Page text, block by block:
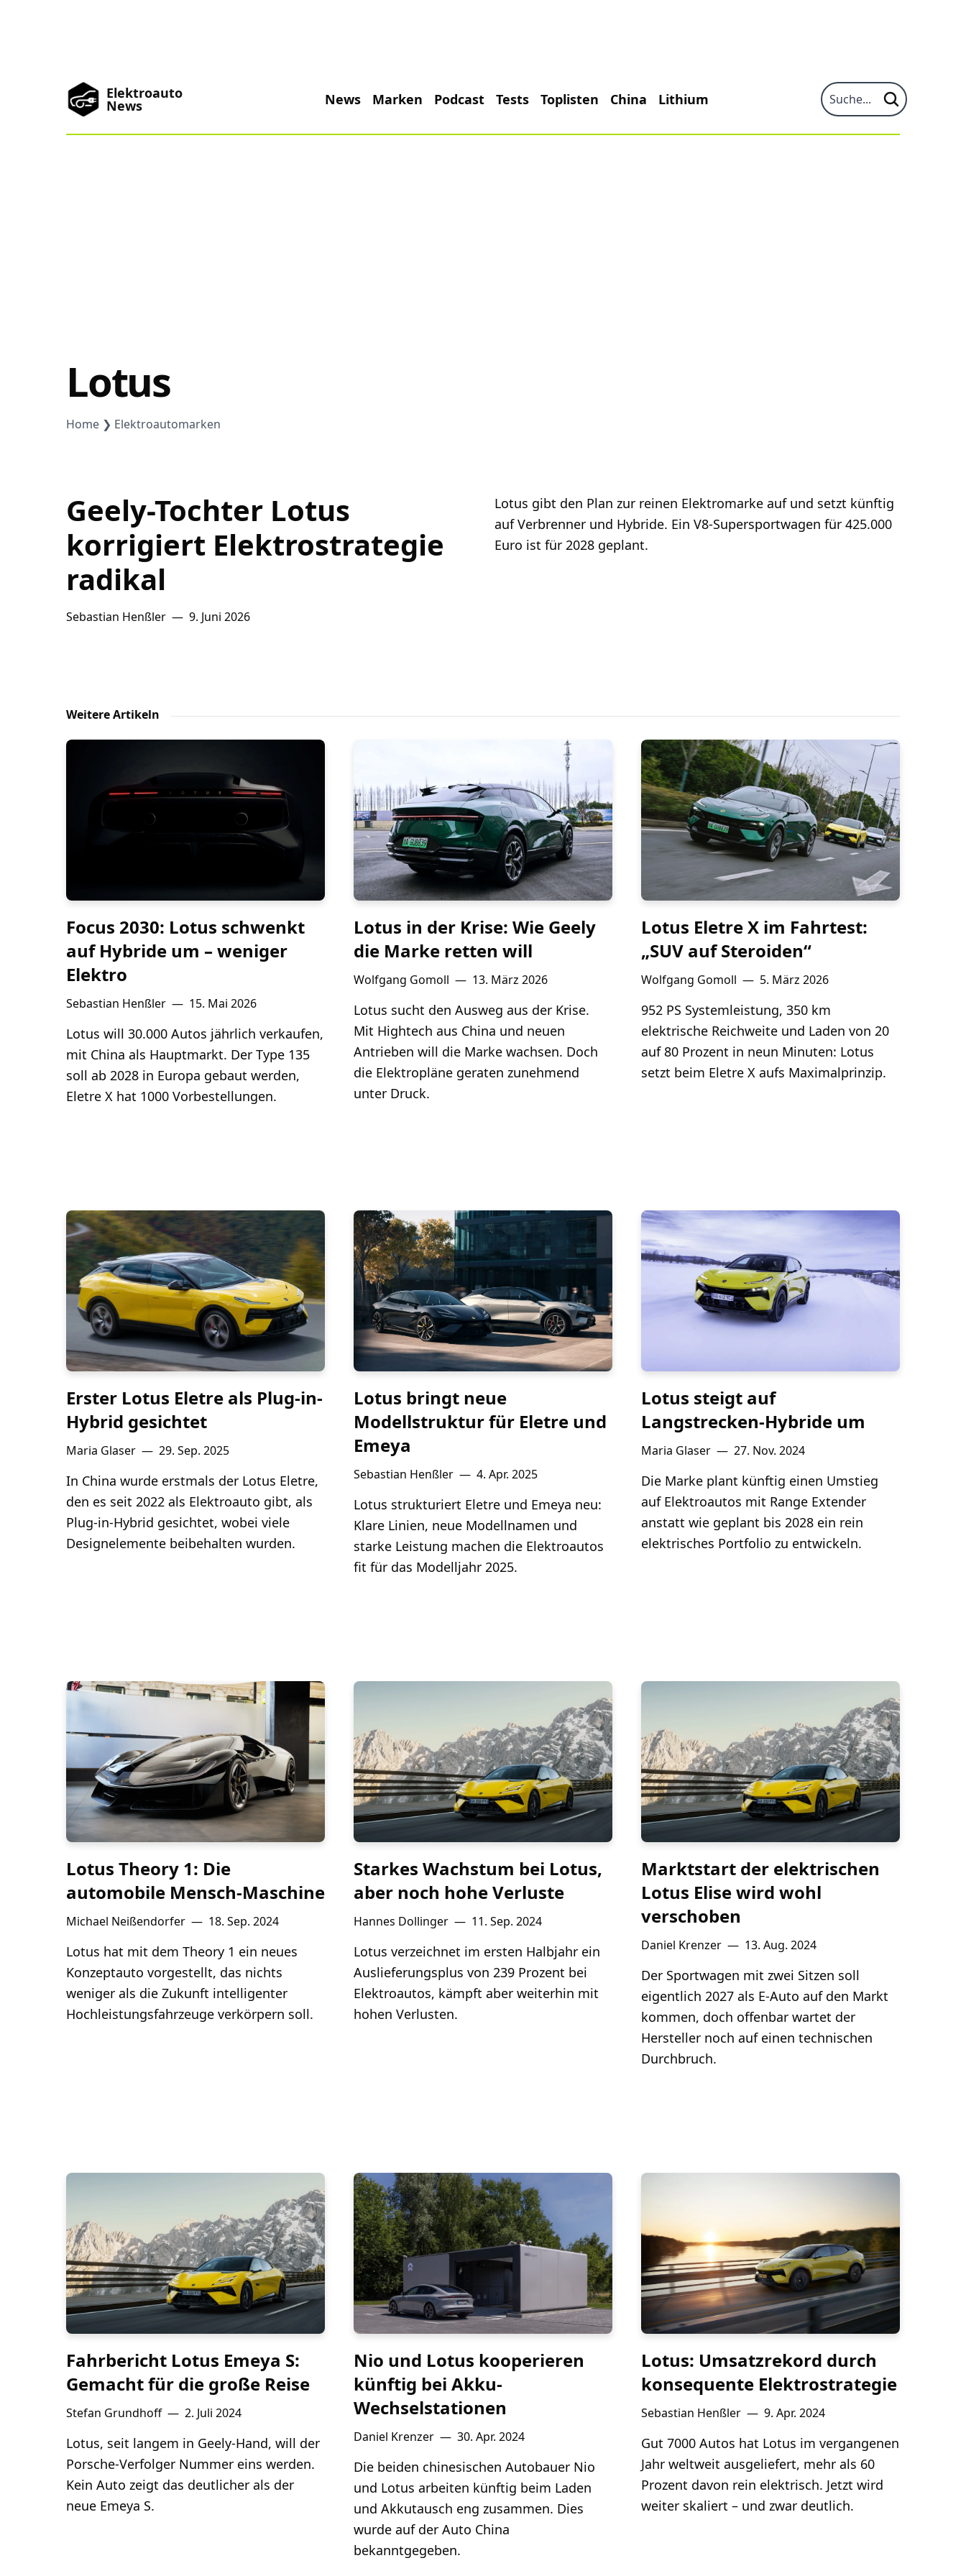
Elektroauto
News News Marken Podcast Tests Toplisten China Lithium
Lotus
Home Elektroautomarken
Geely-Tochter Lotus
korrigiert Elektrostrategie
radikal
Sebastian Henßler — 9. Juni 2026
Lotus gibt den Plan zur reinen Elektromarke auf und setzt künftig
auf Verbrenner und Hybride. Ein V8-Supersportwagen für 425.000
Euro ist für 2028 geplant.
Weitere Artikeln
Focus 2030: Lotus schwenkt
auf Hybride um – weniger
Elektro
Sebastian Henßler — 15. Mai 2026
Lotus will 30.000 Autos jährlich verkaufen,
mit China als Hauptmarkt. Der Type 135
soll ab 2028 in Europa gebaut werden,
Eletre X hat 1000 Vorbestellungen.
Lotus in der Krise: Wie Geely
die Marke retten will
Wolfgang Gomoll — 13. März 2026
Lotus sucht den Ausweg aus der Krise.
Mit Hightech aus China und neuen
Antrieben will die Marke wachsen. Doch
die Elektropläne geraten zunehmend
unter Druck.
Lotus Eletre X im Fahrtest:
„SUV auf Steroiden“
Wolfgang Gomoll — 5. März 2026
952 PS Systemleistung, 350 km
elektrische Reichweite und Laden von 20
auf 80 Prozent in neun Minuten: Lotus
setzt beim Eletre X aufs Maximalprinzip.
Erster Lotus Eletre als Plug-in-
Hybrid gesichtet
Maria Glaser — 29. Sep. 2025
In China wurde erstmals der Lotus Eletre,
den es seit 2022 als Elektroauto gibt, als
Plug-in-Hybrid gesichtet, wobei viele
Designelemente beibehalten wurden.
Lotus bringt neue
Modellstruktur für Eletre und
Emeya
Sebastian Henßler — 4. Apr. 2025
Lotus strukturiert Eletre und Emeya neu:
Klare Linien, neue Modellnamen und
starke Leistung machen die Elektroautos
fit für das Modelljahr 2025.
Lotus steigt auf
Langstrecken-Hybride um
Maria Glaser — 27. Nov. 2024
Die Marke plant künftig einen Umstieg
auf Elektroautos mit Range Extender
anstatt wie geplant bis 2028 ein rein
elektrisches Portfolio zu entwickeln.
Lotus Theory 1: Die
automobile Mensch-Maschine
Michael Neißendorfer — 18. Sep. 2024
Lotus hat mit dem Theory 1 ein neues
Konzeptauto vorgestellt, das nichts
weniger als die Zukunft intelligenter
Hochleistungsfahrzeuge verkörpern soll.
Starkes Wachstum bei Lotus,
aber noch hohe Verluste
Hannes Dollinger — 11. Sep. 2024
Lotus verzeichnet im ersten Halbjahr ein
Auslieferungsplus von 239 Prozent bei
Elektroautos, kämpft aber weiterhin mit
hohen Verlusten.
Marktstart der elektrischen
Lotus Elise wird wohl
verschoben
Daniel Krenzer — 13. Aug. 2024
Der Sportwagen mit zwei Sitzen soll
eigentlich 2027 als E-Auto auf den Markt
kommen, doch offenbar wartet der
Hersteller noch auf einen technischen
Durchbruch.
Fahrbericht Lotus Emeya S:
Gemacht für die große Reise
Stefan Grundhoff— 2. Juli 2024
Lotus, seit langem in Geely-Hand, will der
Porsche-Verfolger Nummer eins werden.
Kein Auto zeigt das deutlicher als der
neue Emeya S.
Nio und Lotus kooperieren
künftig bei Akku-
Wechselstationen
Daniel Krenzer — 30. Apr. 2024
Die beiden chinesischen Autobauer Nio
und Lotus arbeiten künftig beim Laden
und Akkutausch eng zusammen. Dies
wurde auf der Auto China
bekanntgegeben.
Lotus: Umsatzrekord durch
konsequente Elektrostrategie
Sebastian Henßler — 9. Apr. 2024
Gut 7000 Autos hat Lotus im vergangenen
Jahr weltweit ausgeliefert, mehr als 60
Prozent davon rein elektrisch. Jetzt wird
weiter skaliert – und zwar deutlich.